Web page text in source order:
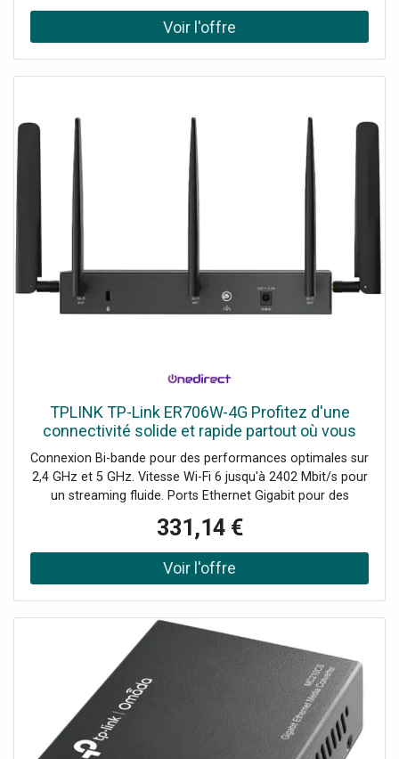
TPLINK TP-Link ER706W-4G Profitez d'une
connectivité solide et rapide partout où vous
êtes.
Connexion Bi-bande pour des performances optimales sur
2,4 GHz et 5 GHz. Vitesse Wi-Fi 6 jusqu'à 2402 Mbit/s pour
un streaming fluide. Ports Ethernet Gigabit pour des
SIM et interface intuitive pour une configuration rapide.
Technologie MU-MIMO permettant à plusieurs appareils de
se connecter simultanément et efficacement.
331,14 €